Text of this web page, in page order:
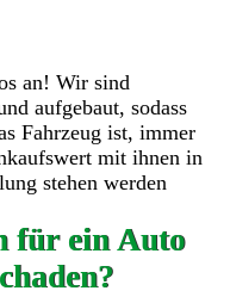
an! Wir sind
aufgebaut, sodass
Fahrzeug ist, immer
mit ihnen in
stehen werden
für ein Auto